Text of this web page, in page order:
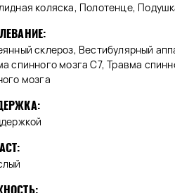
коляска, Полотенце,
склероз, Вестибулярный
спинного мозга C7, Травма
мозга